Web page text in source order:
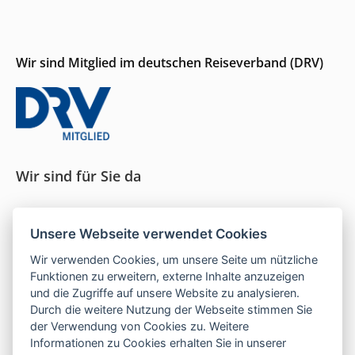
Wir sind Mitglied im deutschen Reiseverband (DRV)
Wir sind für Sie da
das, was wirklich passt.
Mo–Do: 9–16 Uhr |Fr:9–13 Uhr
Telefon:05121 208 990
Unsere Webseite verwendet Cookies
Wir verwenden Cookies, um unsere Seite um nützliche
Funktionen zu erweitern, externe Inhalte anzuzeigen
und die Zugriffe auf unsere Website zu analysieren.
Durch die weitere Nutzung der Webseite stimmen Sie
der Verwendung von Cookies zu. Weitere
Informationen zu Cookies erhalten Sie in unserer